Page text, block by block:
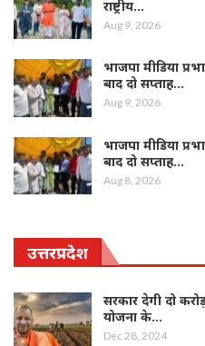
राष्ट्रीय…
Aug 9, 2026
भाजपा मीडिया
बाद दो सप्ताह…
Aug 9, 2026
भाजपा मीडिया
बाद दो सप्ताह…
Aug 8, 2026
उत्तरप्रदेश
सरकार देगी दो
योजना के…
Dec 28, 2024